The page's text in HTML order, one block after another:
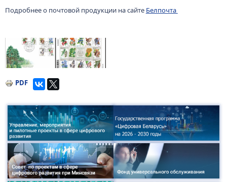
Подробнее о почтовой продукции на сайте Белпочта
Изображение Изображение
PDF